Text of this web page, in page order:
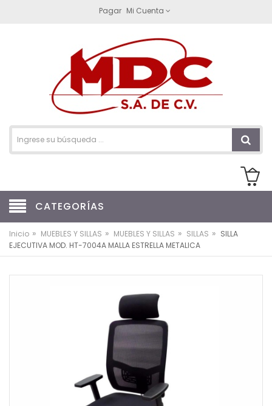
Pagar Mi Cuenta
CATEGORÍAS
Inicio » MUEBLES Y SILLAS » MUEBLES Y SILLAS » SILLAS » SILLA
EJECUTIVA MOD. HT-7004A MALLA ESTRELLA METALICA